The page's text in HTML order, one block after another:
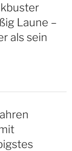
Laune –
als sein